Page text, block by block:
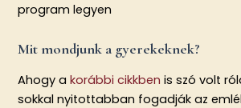
program legyen
Mit mondjunk a gyerekeknek?
Ahogy akorábbi cikkben is szó volt
sokkal nyitottabban fogadják az